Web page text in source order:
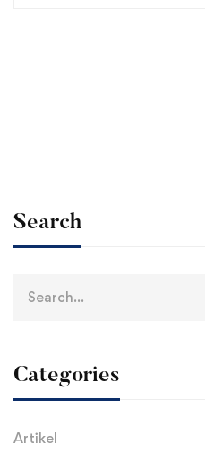
Search
Categories
Artikel